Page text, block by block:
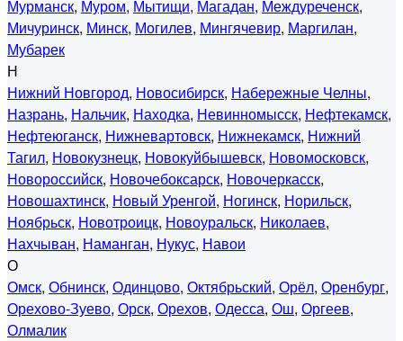
Мурманск, Муром, Мытищи, Магадан, Междуреченск,
Мичуринск, Минск, Могилев, Мингячевир, Маргилан,
Мубарек
Н
Нижний Новгород, Новосибирск, Набережные Челны,
Назрань, Нальчик, Находка, Невинномысск, Нефтекамск,
Нефтеюганск, Нижневартовск, Нижнекамск, Нижний
Тагил, Новокузнецк, Новокуйбышевск, Новомосковск,
Новороссийск, Новочебоксарск, Новочеркасск,
Новошахтинск, Новый Уренгой, Ногинск, Норильск,
Ноябрьск, Новотроицк, Новоуральск, Николаев,
Нахчыван, Наманган, Нукус, Навои
О
Омск, Обнинск, Одинцово, Октябрьский, Орёл, Оренбург,
Орехово-Зуево, Орск, Орехов, Одесса, Ош, Оргеев,
Олмалик